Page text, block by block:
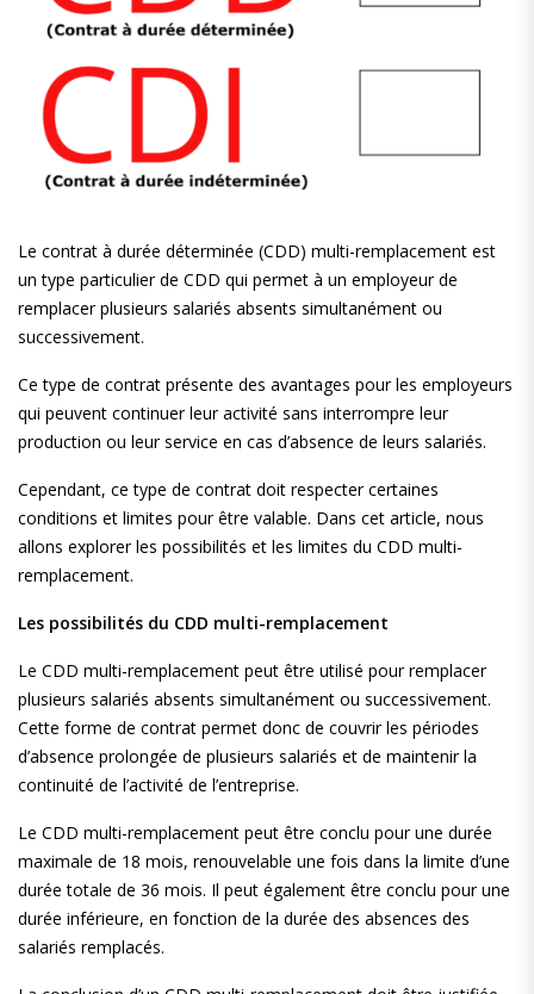
Le contrat à durée déterminée (CDD) multi-remplacement est
un type particulier de CDD qui permet à un employeur de
remplacer plusieurs salariés absents simultanément ou
successivement.
Ce type de contrat présente des avantages pour les employeurs
qui peuvent continuer leur activité sans interrompre leur
production ou leur service en cas d’absence de leurs salariés.
Cependant, ce type de contrat doit respecter certaines
conditions et limites pour être valable. Dans cet article, nous
allons explorer les possibilités et les limites du CDD multi-
remplacement.
Les possibilités du CDD multi-remplacement
Le CDD multi-remplacement peut être utilisé pour remplacer
plusieurs salariés absents simultanément ou successivement.
Cette forme de contrat permet donc de couvrir les périodes
d’absence prolongée de plusieurs salariés et de maintenir la
continuité de l’activité de l’entreprise.
Le CDD multi-remplacement peut être conclu pour une durée
maximale de 18 mois, renouvelable une fois dans la limite d’une
durée totale de 36 mois. Il peut également être conclu pour une
durée inférieure, en fonction de la durée des absences des
salariés remplacés.